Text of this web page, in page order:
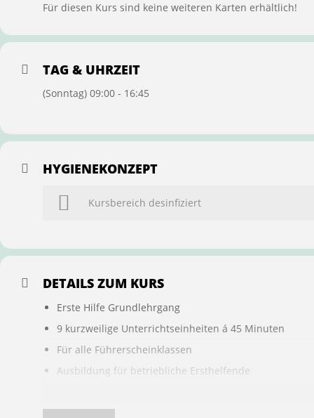
Für diesen Kurs sind keine weiteren Karten erhältlich!
TAG & UHRZEIT
(Sonntag) 09:00 - 16:45
HYGIENEKONZEPT
Kursbereich desinfiziert
DETAILS ZUM KURS
Erste Hilfe Grundlehrgang
9 kurzweilige Unterrichtseinheiten á 45 Minuten
Für alle Führerscheinklassen
Ausbildung für betriebliche Ersthelfende